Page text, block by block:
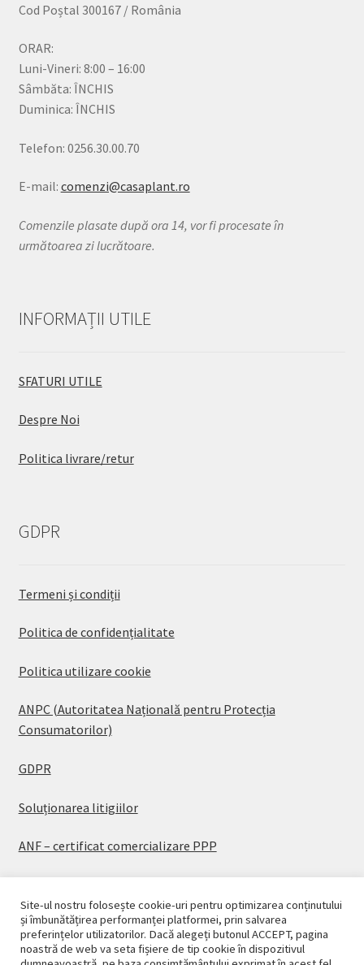
Cod Poștal 300167 / România
ORAR:
Luni-Vineri: 8:00 – 16:00
Sâmbăta: ÎNCHIS
Duminica: ÎNCHIS
Telefon: 0256.30.00.70
E-mail: comenzi@casaplant.ro
Comenzile plasate după ora 14, vor fi procesate în
următoarea zi lucrătoare.
INFORMAȚII UTILE
SFATURI UTILE
Despre Noi
Politica livrare/retur
GDPR
Termeni și condiții
Politica de confidențialitate
Politica utilizare cookie
ANPC (Autoritatea Națională pentru Protecția
Consumatorilor)
GDPR
Soluționarea litigiilor
ANF – certificat comercializare PPP
© CASAPLANT 2026
Site-ul nostru folosește cookie-uri pentru optimizarea conținutului
și îmbunătățirea performanței platformei, prin salvarea
preferințelor utilizatorilor. Dacă alegeți butonul ACCEPT, pagina
noastră de web va seta fișiere de tip cookie în dispozitivul